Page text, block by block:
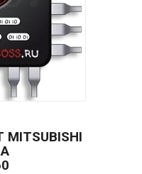
MITSUBISHI